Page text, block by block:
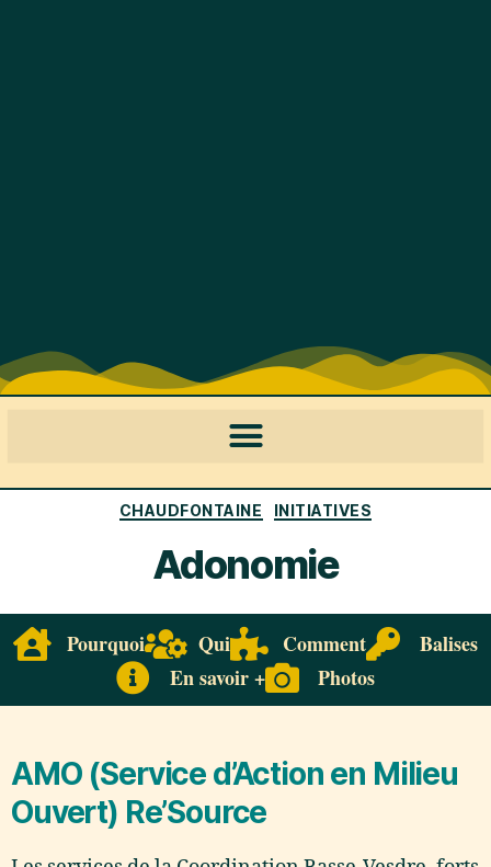
CHAUDFONTAINE INITIATIVES
Adonomie
Pourquoi Qui Comment
Balises
En savoir +
Photos
AMO (Service d’Action en Milieu
Ouvert) Re’Source